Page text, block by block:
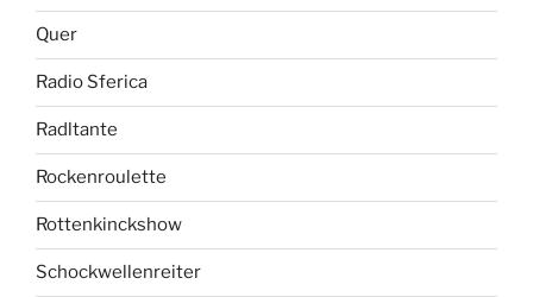
Quer
Radio Sferica
Radltante
Rockenroulette
Rottenkinckshow
Schockwellenreiter